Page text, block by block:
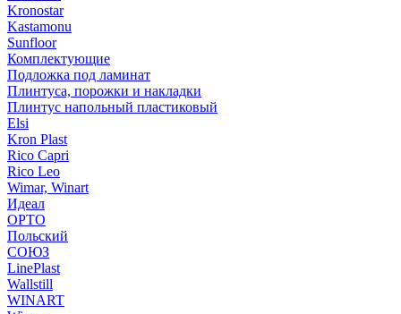
Kronostar
Kastamonu
Sunfloor
Комплектующие
Подложка под ламинат
Плинтуса, порожки и накладки
Плинтус напольный пластиковый
Elsi
Kron Plast
Rico Capri
Rico Leo
Wimar, Winart
Идеал
ОРТО
Польский
СОЮЗ
LinePlast
Wallstill
WINART